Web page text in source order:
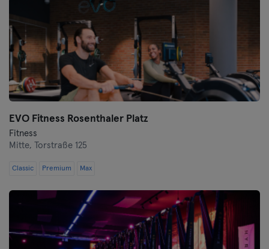
EVO Fitness Rosenthaler Platz
Fitness
Mitte,
Torstraße 125
Classic Premium Max
Wolfsburg
Wuppertal
Wurzburgo
Zwickau